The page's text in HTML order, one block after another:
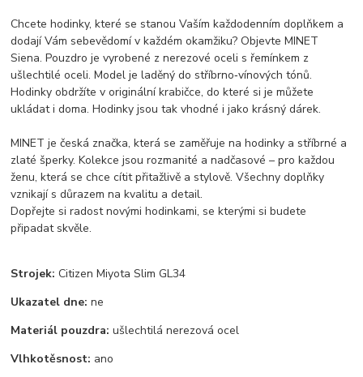
Chcete hodinky, které se stanou Vaším každodenním doplňkem a
dodají Vám sebevědomí v každém okamžiku? Objevte MINET
Siena. Pouzdro je vyrobené z nerezové oceli s řemínkem z
ušlechtilé oceli. Model je laděný do stříbrno‑vínových tónů.
Hodinky obdržíte v originální krabičce, do které si je můžete
ukládat i doma. Hodinky jsou tak vhodné i jako krásný dárek.
MINET je česká značka, která se zaměřuje na hodinky a stříbrné a
zlaté šperky. Kolekce jsou rozmanité a nadčasové – pro každou
ženu, která se chce cítit přitažlivě a stylově. Všechny doplňky
vznikají s důrazem na kvalitu a detail.
Dopřejte si radost novými hodinkami, se kterými si budete
připadat skvěle.
Strojek: Citizen Miyota Slim GL34
Ukazatel dne: ne
Materiál pouzdra: ušlechtilá nerezová ocel
Vlhkotěsnost: ano